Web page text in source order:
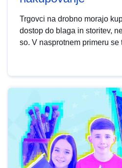
Trgovci na drobno morajo
dostop do blaga in storitev,
so. V nasprotnem primeru se